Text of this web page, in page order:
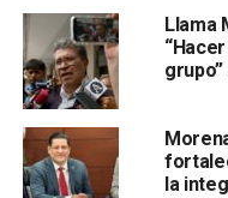
Guillermo Morales
bajo su mando
, de
situación patrimonial
Secretaría
ocurrió al arranque
Sheinbaum, mientras
Congreso una
Llama
la